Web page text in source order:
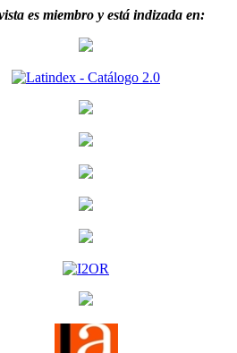
es miembro y está indizada en: